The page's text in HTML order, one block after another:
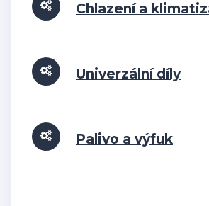
Chlazení a
Univerzální díly
Palivo a výfuk